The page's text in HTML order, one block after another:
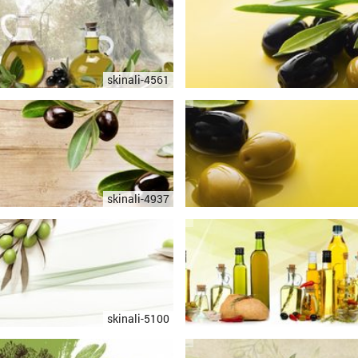
skinali-4561
skinali-4937
skinali-5100